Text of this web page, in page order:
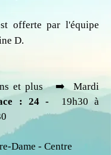
offerte par l'équipe
D.
et plus ​ ➡️ Mardi
: 24 -
19h30 à
Dame - Centre